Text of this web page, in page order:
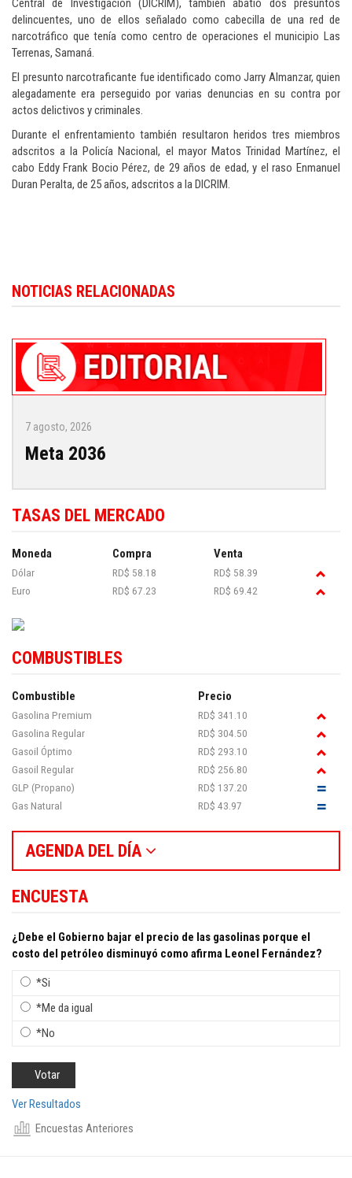
Central de Investigación (DICRIM), también abatió dos presuntos
delincuentes, uno de ellos señalado como cabecilla de una red de
narcotráfico que tenía como centro de operaciones el municipio Las
Terrenas, Samaná.
El presunto narcotraficante fue identificado como Jarry Almanzar, quien
alegadamente era perseguido por varias denuncias en su contra por
actos delictivos y criminales.
Durante el enfrentamiento también resultaron heridos tres miembros
adscritos a la Policía Nacional, el mayor Matos Trinidad Martínez, el
cabo Eddy Frank Bocio Pérez, de 29 años de edad, y el raso Enmanuel
Duran Peralta, de 25 años, adscritos a la DICRIM.
Republic news in English.
NOTICIAS RELACIONADAS
7 agosto, 2026
Meta 2036
TASAS DEL MERCADO
Moneda Compra Venta
Dólar RD$ 58.18
RD$ 58.39
Euro
RD$ 67.23 RD$ 69.42
COMBUSTIBLES
Combustible Precio
Gasolina Premium
RD$ 341.10
Gasolina Regular
RD$ 304.50
Gasoil Óptimo
RD$ 293.10
Gasoil Regular
RD$ 256.80
GLP (Propano)
RD$ 137.20
Gas Natural
RD$ 43.97
AGENDA DEL DÍA
ENCUESTA
¿Debe el Gobierno bajar el precio de las gasolinas porque el
costo del petróleo disminuyó como afirma Leonel Fernández?
*Si
*Me da igual
*No
Ver Resultados
Encuestas Anteriores